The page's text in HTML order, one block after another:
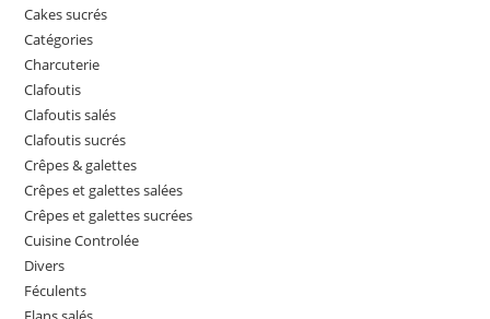
Cakes sucrés
Catégories
Charcuterie
Clafoutis
Clafoutis salés
Clafoutis sucrés
Crêpes & galettes
Crêpes et galettes salées
Crêpes et galettes sucrées
Cuisine Controlée
Divers
Féculents